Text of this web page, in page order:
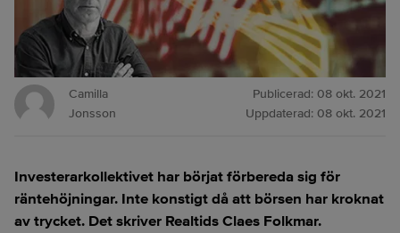
Camilla
Jonsson
Publicerad: 08 okt. 2021
Uppdaterad: 08 okt. 2021
Investerarkollektivet har börjat förbereda sig för
räntehöjningar. Inte konstigt då att börsen har kroknat
av trycket. Det skriver Realtids Claes Folkmar.